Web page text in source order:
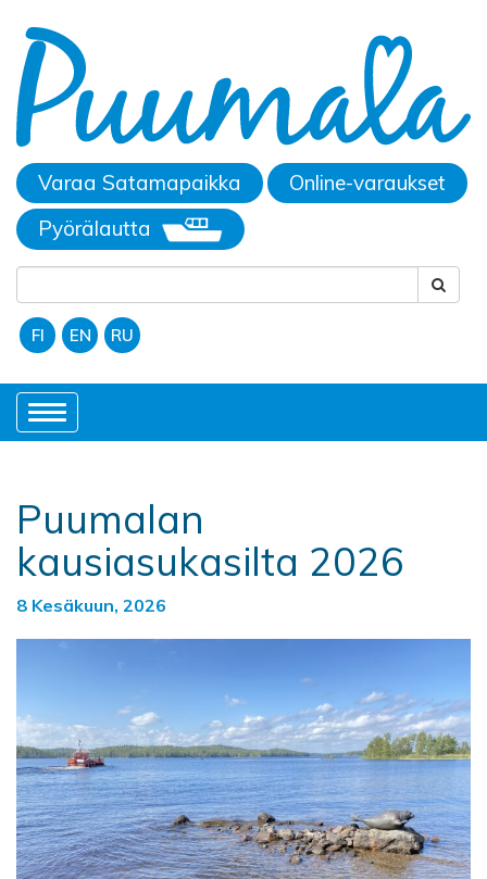
Varaa Satamapaikka
Online-varaukset
Pyörälautta
FI EN RU
Toggle
navigation
Puumalan
kausiasukasilta 2026
8 Kesäkuun, 2026